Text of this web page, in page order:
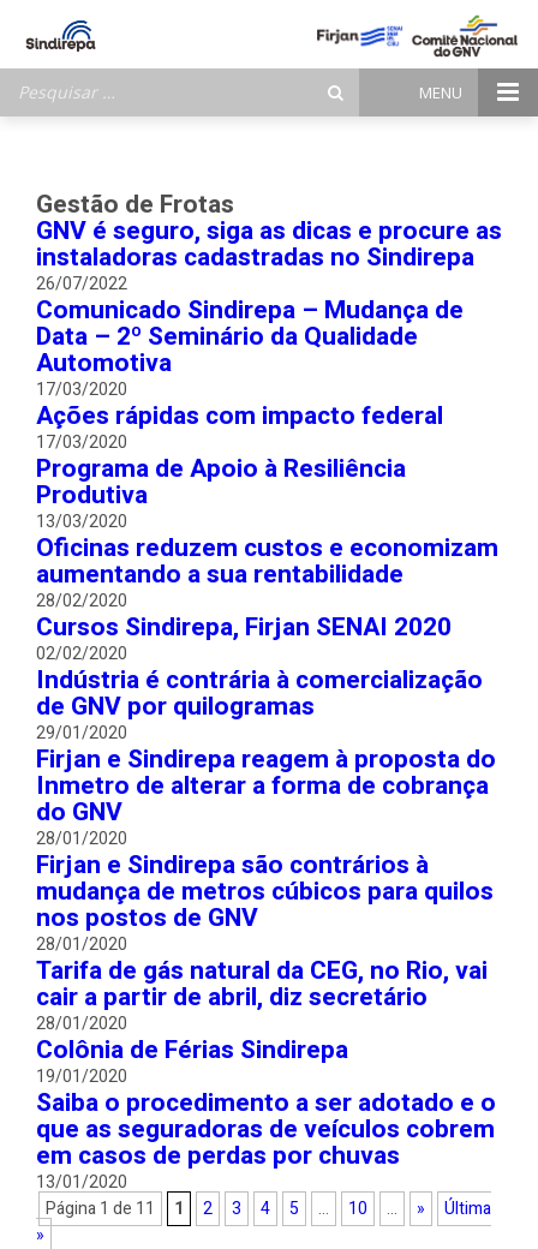
por:
MENU
Gestão de Frotas
GNV é seguro, siga as dicas e procure as
instaladoras cadastradas no Sindirepa
26/07/2022
Comunicado Sindirepa – Mudança de
Data – 2º Seminário da Qualidade
Automotiva
17/03/2020
Ações rápidas com impacto federal
17/03/2020
Programa de Apoio à Resiliência
Produtiva
13/03/2020
Oficinas reduzem custos e economizam
aumentando a sua rentabilidade
28/02/2020
Cursos Sindirepa, Firjan SENAI 2020
02/02/2020
Indústria é contrária à comercialização
de GNV por quilogramas
29/01/2020
Firjan e Sindirepa reagem à proposta do
Inmetro de alterar a forma de cobrança
do GNV
28/01/2020
Firjan e Sindirepa são contrários à
mudança de metros cúbicos para quilos
nos postos de GNV
28/01/2020
Tarifa de gás natural da CEG, no Rio, vai
cair a partir de abril, diz secretário
28/01/2020
Colônia de Férias Sindirepa
19/01/2020
Saiba o procedimento a ser adotado e o
que as seguradoras de veículos cobrem
em casos de perdas por chuvas
13/01/2020
Página 1 de 11
1 2 3 4 5 ... 10 ... »
Última
»